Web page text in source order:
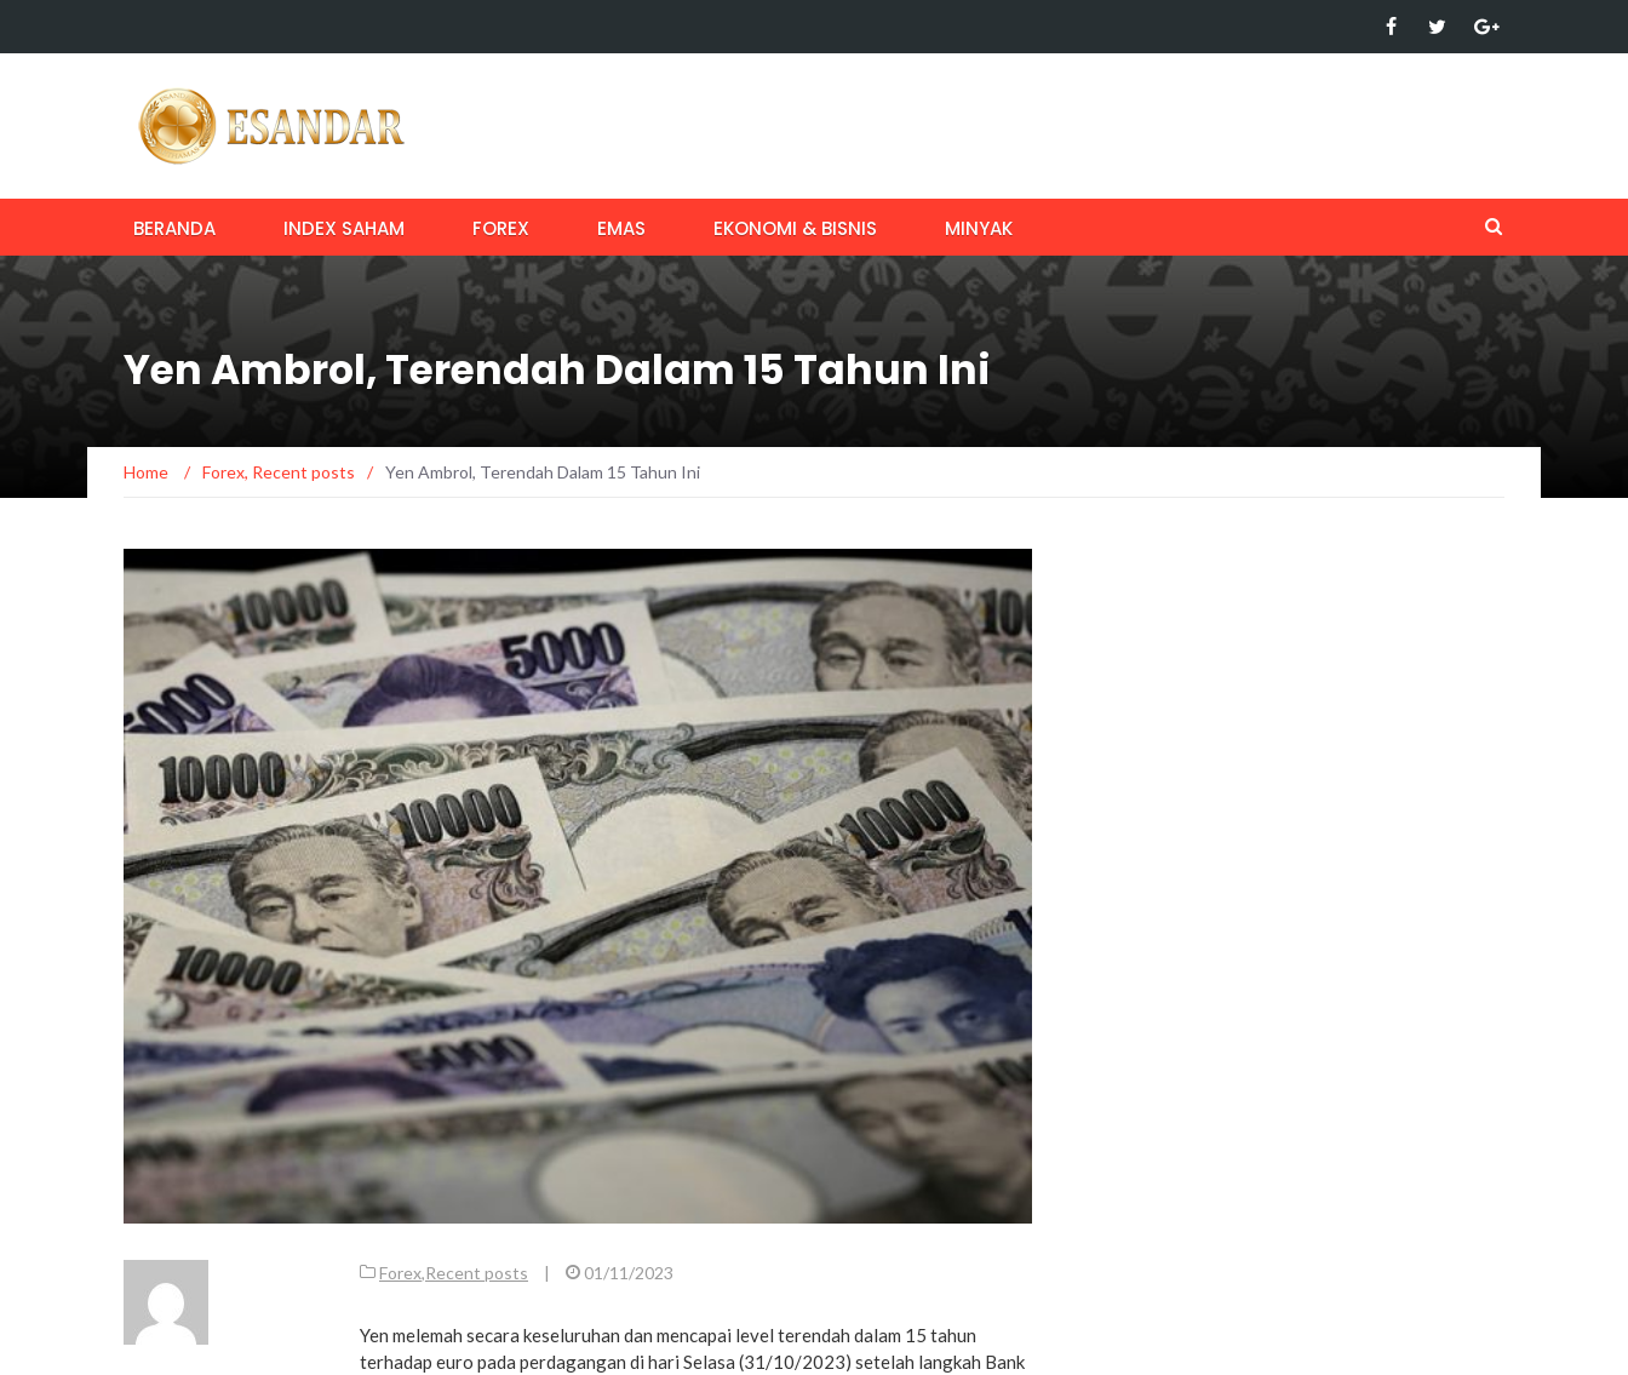
BERANDA INDEX SAHAM FOREX EMAS EKONOMI & BISNIS MINYAK
Yen Ambrol, Terendah Dalam 15 Tahun Ini
Home / Forex, Recent posts / Yen Ambrol, Terendah Dalam 15 Tahun Ini
Forex,Recent posts | 01/11/2023
Yen melemah secara keseluruhan dan mencapai level terendah dalam 15 tahun
terhadap euro pada perdagangan di hari Selasa (31/10/2023) setelah langkah Bank